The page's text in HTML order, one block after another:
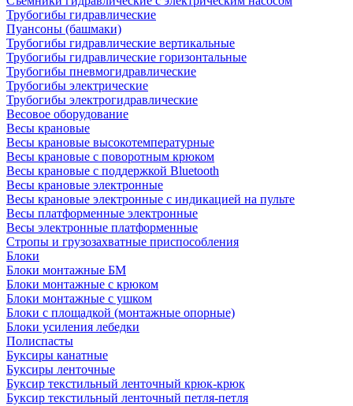
Трубогибы гидравлические
Пуансоны (башмаки)
Трубогибы гидравлические вертикальные
Трубогибы гидравлические горизонтальные
Трубогибы пневмогидравлические
Трубогибы электрические
Трубогибы электрогидравлические
Весовое оборудование
Весы крановые
Весы крановые высокотемпературные
Весы крановые с поворотным крюком
Весы крановые с поддержкой Bluetooth
Весы крановые электронные
Весы крановые электронные с индикацией на пульте
Весы платформенные электронные
Весы электронные платформенные
Стропы и грузозахватные приспособления
Блоки
Блоки монтажные БМ
Блоки монтажные с крюком
Блоки монтажные с ушком
Блоки с площадкой (монтажные опорные)
Блоки усиления лебедки
Полиспасты
Буксиры канатные
Буксиры ленточные
Буксир текстильный ленточный крюк-крюк
Буксир текстильный ленточный петля-петля